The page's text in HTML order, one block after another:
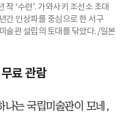
‘수련’. 가와사키 조선소 초대
간 인상파를 중심으로 한 서구
술관 설립의 토대를 닦았다. /일본
료 관람
나는 국립미술관이 모네,